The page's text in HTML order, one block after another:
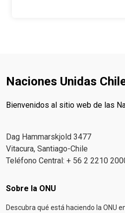
Naciones Unidas
Bienvenidos al sitio web de las
Dag Hammarskjold 3477
Vitacura, Santiago-Chile
Teléfono Central: + 56 2 2210
Footer menu
Sobre la ONU
Descubra qué está haciendo la ONU